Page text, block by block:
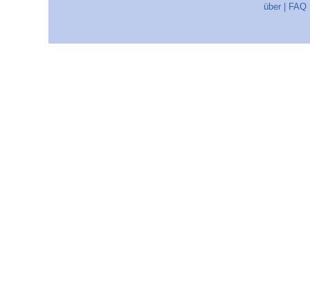
über FAQ